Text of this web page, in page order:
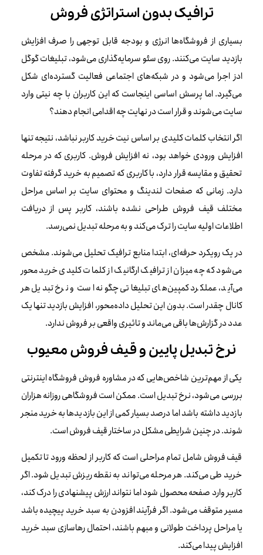
ترافیک بدون استراتژی فروش
بسیاری از فروشگاه‌ها انرژی و بودجه قابل توجهی را صرف افزایش
بازدید سایت می‌کنند. روی سئو سرمایه‌گذاری می‌شود، تبلیغات گوگل
ادز اجرا می‌شود و در شبکه‌های اجتماعی فعالیت گسترده‌ای شکل
می‌گیرد. اما پرسش اساسی اینجاست که این کاربران با چه نیتی وارد
سایت می‌شوند و قرار است در نهایت چه اقدامی انجام دهند؟
اگر انتخاب کلمات کلیدی بر اساس نیت خرید کاربر نباشد، نتیجه تنها
افزایش ورودی خواهد بود، نه افزایش فروش. کاربری که در مرحله
تحقیق و مقایسه قرار دارد، با کاربری که تصمیم به خرید گرفته تفاوت
دارد. زمانی که صفحات لندینگ و محتوای سایت بر اساس مراحل
مختلف قیف فروش طراحی نشده باشند، کاربر پس از دریافت
اطلاعات اولیه سایت را ترک می‌کند و به مرحله تبدیل نمی‌رسد.
در یک رویکرد حرفه‌ای، ابتدا منابع ترافیک تحلیل می‌شوند. مشخص
می‌شود که چه میزان از ترافیک ارگانیک از کلمات کلیدی خرید محور
می‌آید، عملکرد کمپین‌های تبلیغاتی چگونه است و نرخ تبدیل هر
کانال چقدر است. بدون این تحلیل داده‌محور، افزایش بازدید تنها یک
عدد در گزارش‌ها باقی می‌ماند و تاثیری واقعی بر فروش ندارد.
نرخ تبدیل پایین و قیف فروش معیوب
یکی از مهم‌ترین شاخص‌هایی که در مشاوره فروش فروشگاه اینترنتی
بررسی می‌شود، نرخ تبدیل است. ممکن است فروشگاهی روزانه هزاران
بازدید داشته باشد اما درصد بسیار کمی از این بازدیدها به خرید منجر
شوند. در چنین شرایطی مشکل در ساختار قیف فروش است.
قیف فروش شامل تمام مراحلی است که کاربر از لحظه ورود تا تکمیل
خرید طی می‌کند. هر مرحله می‌تواند به نقطه ریزش تبدیل شود. اگر
کاربر وارد صفحه محصول شود اما نتواند ارزش پیشنهادی را درک کند،
مسیر متوقف می‌شود. اگر فرآیند افزودن به سبد خرید پیچیده باشد
یا مراحل پرداخت طولانی و مبهم باشند، احتمال رهاسازی سبد خرید
افزایش پیدا می‌کند.